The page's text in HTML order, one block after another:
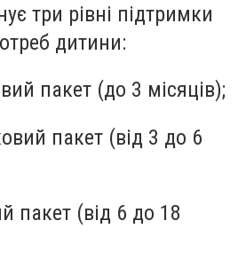
три рівні підтримки
дитини:
пакет (до 3 місяців);
пакет (від 3 до 6
пакет (від 6 до 18